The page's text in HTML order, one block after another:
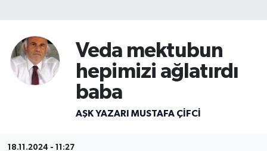
Veda mektubun
hepimizi ağlatırdı
baba
AŞK YAZARI MUSTAFA ÇİFCİ
18.11.2024 - 11:27